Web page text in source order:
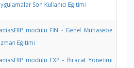
Son Kullanıcı Eğitimi
modülü FIN - Genel Muhasebe
Eğitimi
modülü EXP - İhracat Yönetimi